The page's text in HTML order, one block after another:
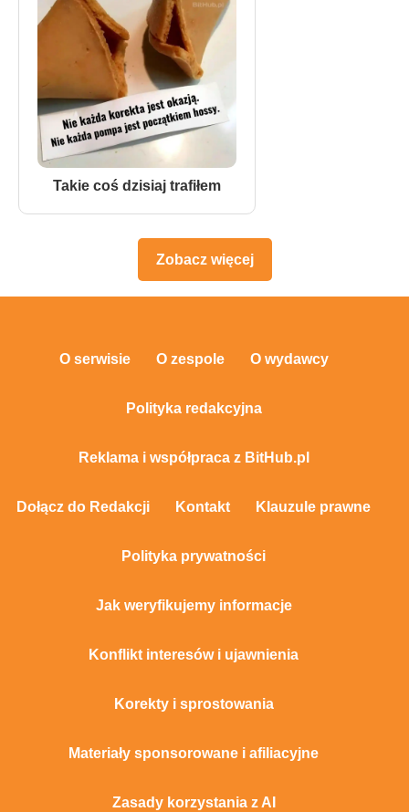
Takie coś dzisiaj trafiłem
Zobacz więcej
O serwisie O zespole O wydawcy
Polityka redakcyjna
Reklama i współpraca z BitHub.pl
Dołącz do Redakcji Kontakt Klauzule prawne
Polityka prywatności
Jak weryfikujemy informacje
Konflikt interesów i ujawnienia
Korekty i sprostowania
Materiały sponsorowane i afiliacyjne
Zasady korzystania z AI